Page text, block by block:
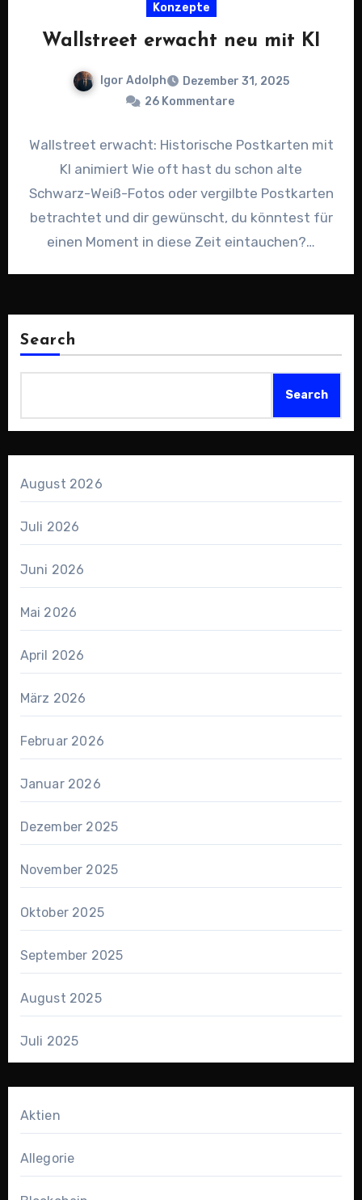
Konzepte
Wallstreet erwacht neu mit KI
Igor Adolph
Dezember 31, 2025
26 Kommentare
Wallstreet erwacht: Historische Postkarten mit
KI animiert Wie oft hast du schon alte
Schwarz-Weiß-Fotos oder vergilbte Postkarten
betrachtet und dir gewünscht, du könntest für
einen Moment in diese Zeit eintauchen?…
Search
Search
August 2026
Juli 2026
Juni 2026
Mai 2026
April 2026
März 2026
Februar 2026
Januar 2026
Dezember 2025
November 2025
Oktober 2025
September 2025
August 2025
Juli 2025
Aktien
Allegorie